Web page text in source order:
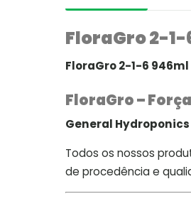
FloraGro 2-
FloraGro 2-1-6
FloraGro –
General
Todos os nossos
de procedência e